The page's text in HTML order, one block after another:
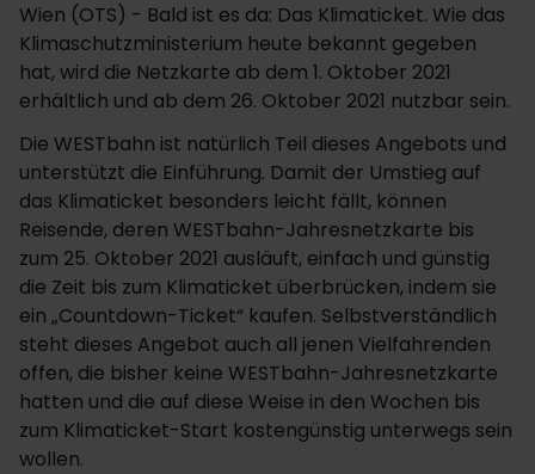
Wien (OTS) - Bald ist es da: Das Klimaticket. Wie das
Klimaschutzministerium heute bekannt gegeben
hat, wird die Netzkarte ab dem 1. Oktober 2021
erhältlich und ab dem 26. Oktober 2021 nutzbar sein.
Die WESTbahn ist natürlich Teil dieses Angebots und
unterstützt die Einführung. Damit der Umstieg auf
das Klimaticket besonders leicht fällt, können
Reisende, deren WESTbahn-Jahresnetzkarte bis
zum 25. Oktober 2021 ausläuft, einfach und günstig
die Zeit bis zum Klimaticket überbrücken, indem sie
ein „Countdown-Ticket“ kaufen. Selbstverständlich
steht dieses Angebot auch all jenen Vielfahrenden
offen, die bisher keine WESTbahn-Jahresnetzkarte
hatten und die auf diese Weise in den Wochen bis
zum Klimaticket-Start kostengünstig unterwegs sein
wollen.